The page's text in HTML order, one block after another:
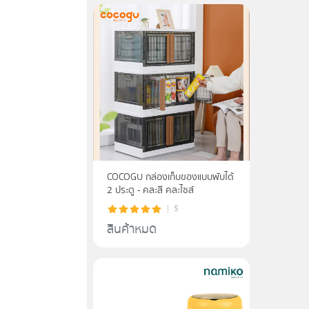
COCOGU กล่องเก็บของแบบพับได้
2 ประตู - คละสี คละไซส์
5
สินค้าหมด